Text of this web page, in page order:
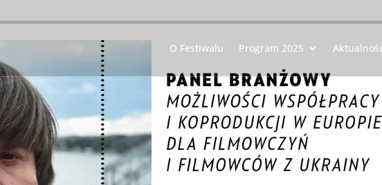
O Festiwalu Program 2025